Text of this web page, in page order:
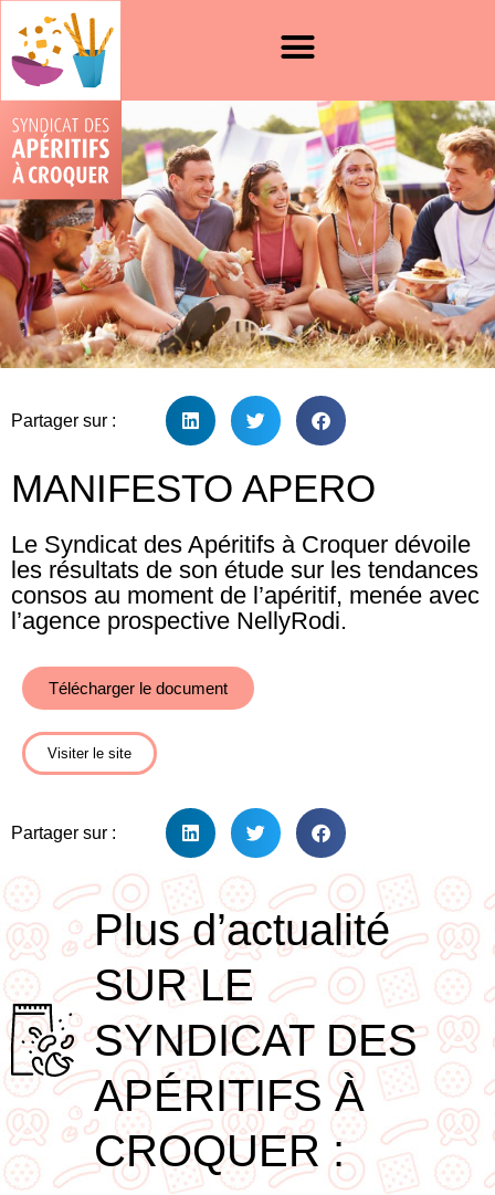
Partager sur :
MANIFESTO APERO
Le Syndicat des Apéritifs à Croquer dévoile
les résultats de son étude sur les tendances
consos au moment de l’apéritif, menée avec
l’agence prospective NellyRodi.
Télécharger le document
Visiter le site
Partager sur :
Plus d’actualité
SUR LE
SYNDICAT DES
APÉRITIFS À
CROQUER :